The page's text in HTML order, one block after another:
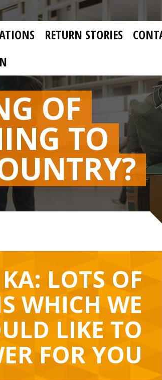
RETURN STORIES
OF
TO
KA: LOTS OF
WHICH WE
LIKE TO
FOR YOU